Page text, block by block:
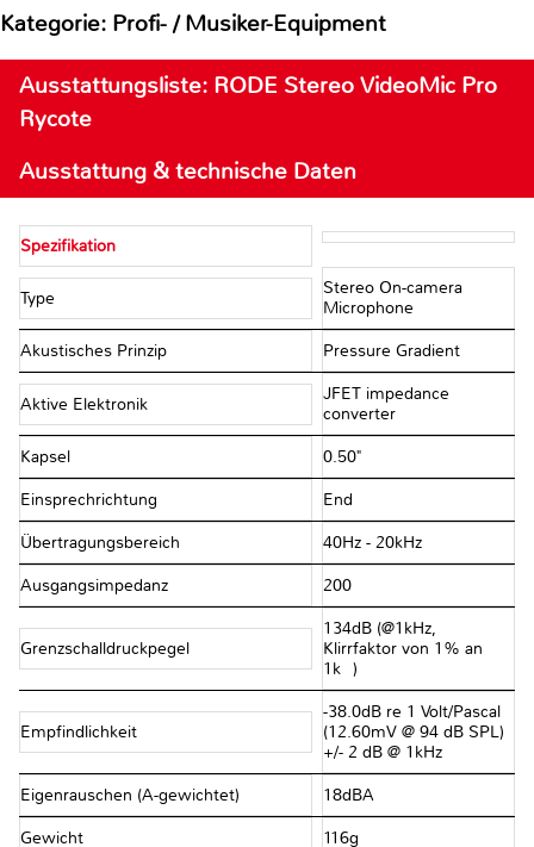
Kategorie: Profi- / Musiker-Equipment
Ausstattungsliste: RODE Stereo VideoMic Pro
Rycote
Ausstattung & technische Daten
Spezifikation
Type
Stereo On-camera
Microphone
Akustisches Prinzip Pressure Gradient
Aktive Elektronik
JFET impedance
converter
Kapsel 0.50"
Einsprechrichtung End
Übertragungsbereich 40Hz - 20kHz
Ausgangsimpedanz 200Ω
Grenzschalldruckpegel
134dB (@1kHz,
Klirrfaktor von 1% an
1kΩ)
Empfindlichkeit
-38.0dB re 1 Volt/Pascal
(12.60mV @ 94 dB SPL)
+/- 2 dB @ 1kHz
Eigenrauschen (A-gewichtet) 18dBA
Gewicht 116g